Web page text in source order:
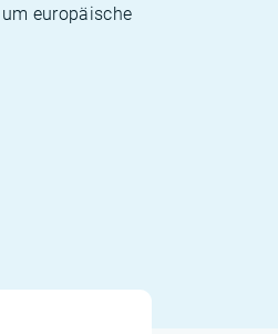
europäische